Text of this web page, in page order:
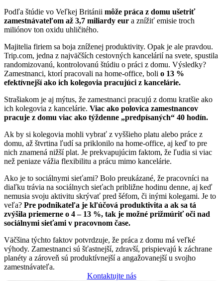
Podľa štúdie vo Veľkej Británii môže práca z domu ušetriť
zamestnávateľom až 3,7 miliardy eur a znížiť emisie troch
miliónov ton oxidu uhličitého.
Majitelia firiem sa boja zníženej produktivity. Opak je ale pravdou.
Trip.com, jedna z najväčších cestovných kancelárií na svete, spustila
randomizovanú, kontrolovanú štúdiu o práci z domu. Výsledky?
Zamestnanci, ktorí pracovali na home-office, boli o 13 %
efektívnejší ako ich kolegovia pracujúci z kancelárie.
Strašiakom je aj mýtus, že zamestnanci pracujú z domu kratšie ako
ich kolegovia z kancelárie. Viac ako polovica zamestnancov
pracuje z domu viac ako týždenne „predpísaných“ 40 hodín.
Ak by si kolegovia mohli vybrať z vyššieho platu alebo práce z
domu, až štvrtina ľudí sa priklonilo na home-office, aj keď to pre
nich znamená nižší plat. Je prekvapujúcim faktom, že ľudia si viac
než peniaze vážia flexibilitu a prácu mimo kancelárie.
Ako je to sociálnymi sieťami? Bolo preukázané, že pracovníci na
diaľku trávia na sociálnych sieťach približne hodinu denne, aj keď
nemusia svoju aktivitu skrývať pred šéfom, či inými kolegami. Je to
veľa? Pre podnikateľa je kľúčová produktivita a ak sa tá
zvýšila priemerne o 4 – 13 %, tak je možné prižmúriť oči nad
sociálnymi sieťami v pracovnom čase.
Väčšina týchto faktov potvrdzuje, že práca z domu má veľké
výhody. Zamestnanci sú šťastnejší, zdravší, prispievajú k záchrane
planéty a zároveň sú produktívnejší a angažovanejší u svojho
zamestnávateľa.
Kontaktujte nás